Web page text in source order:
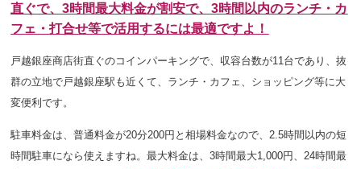
直ぐで、3時間最大料金が割安で、3時間以内のランチ・カ
フェ・打合せ等で活用するには最適ですよ！
戸越銀座商店街直ぐのコインパーキングで、収容台数が11台であり、抜
群の立地で戸越銀座駅も近くて、ランチ・カフェ、ショッピング等に大
変便利です。
駐車料金は、普通料金が20分200円と相場料金なので、2.5時間以内の短
時間駐車になら使えますね。最大料金は、3時間最大1,000円、24時間最